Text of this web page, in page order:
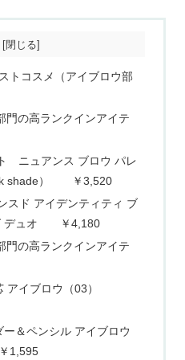
トコスメ（アイブロウ部
門の高ランクインアイテ
ニュアンス ブロウ パレ
shade） ￥3,520
ド アイデンティティ ブ
デュオ ￥4,180
門の高ランクインアイテ
アイブロウ（03）
＆ペンシル アイブロウ
1,595